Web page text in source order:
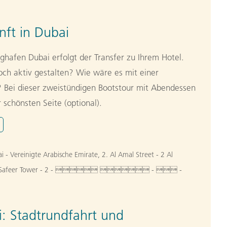
in Dubai
Dubai erfolgt der Transfer zu Ihrem Hotel.
aktiv gestalten? Wie wäre es mit einer
dieser zweistündigen Bootstour mit Abendessen
Seite (optional).
- Vereinigte Arabische Emirate, 2. Al Amal Street - 2 Al
Safeer Tower - 2 -   -  -
Stadtrundfahrt und